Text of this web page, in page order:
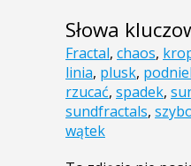
Słowa
Fractal, chaos,
linia, plusk,
rzucać, spadek,
sundfractals,
wątek